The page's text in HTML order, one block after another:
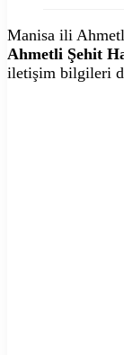
Manisa ili
Ahmetli Şehit
iletişim bilgileri